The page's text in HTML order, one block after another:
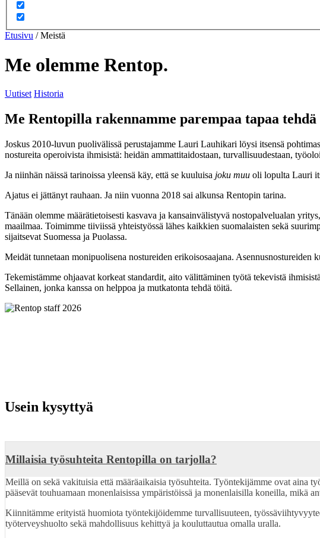
Etusivu /Meistä
Me olemme Rentop.
Uutiset Historia
Me Rentopilla rakennamme parempaa tapaa tehdä
Joskus 2010-luvun puolivälissä perustajamme Lauri Lauhikari löysi itsensä
nostureita operoivista ihmisistä: heidän ammattitaidostaan, turvallisuudestaan,
Ja niinhän näissä tarinoissa yleensä käy, että se kuuluisa joku muu oli lopulta Lauri
Ajatus ei jättänyt rauhaan. Ja niin vuonna 2018 sai alkunsa Rentopin tarina.
Tänään olemme määrätietoisesti kasvava ja kansainvälistyvä nostopalvelualan
maailmaa. Toimimme tiiviissä yhteistyössä lähes kaikkien suomalaisten sekä
sijaitsevat Suomessa ja Puolassa.
Meidät tunnetaan monipuolisena nostureiden erikoisosaajana. Asennusnostureiden
Tekemistämme ohjaavat korkeat standardit, aito välittäminen työtä tekevistä
Sellainen, jonka kanssa on helppoa ja mutkatonta tehdä töitä.
Usein kysyttyä
Millaisia työsuhteita Rentopilla on tarjolla?
Meillä on sekä vakituisia että määräaikaisia työsuhteita. Työntekijämme ovat aina
pääsevät touhuamaan monenlaisissa ympäristöissä ja monenlaisilla koneilla, mikä
Kiinnitämme erityistä huomiota työntekijöidemme turvallisuuteen,
työterveyshuolto sekä mahdollisuus kehittyä ja kouluttautua omalla uralla.